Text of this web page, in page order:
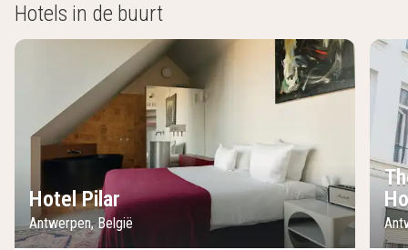
Hotels in de buurt
Hotel Pilar
Antwerpen, België